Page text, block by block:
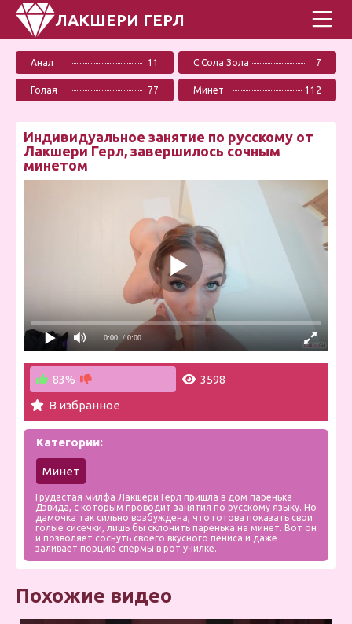
ЛАКШЕРИ ГЕРЛ
Анал 11 С Сола Зола 7
Голая 77 Минет 112
Индивидуальное занятие по русскому от
Лакшери Герл, завершилось сочным
минетом
0:00 / 0:00
83%
3598
В избранное
Категории:
Минет
Грудастая милфа Лакшери Герл пришла в дом паренька
Дэвида, с которым проводит занятия по русскому языку. Но
дамочка так сильно возбуждена, что готова показать свои
голые сисечки, лишь бы склонить паренька на минет. Вот он
и позволяет соснуть своего вкусного пениса и даже
заливает порцию спермы в рот училке.
Похожие видео